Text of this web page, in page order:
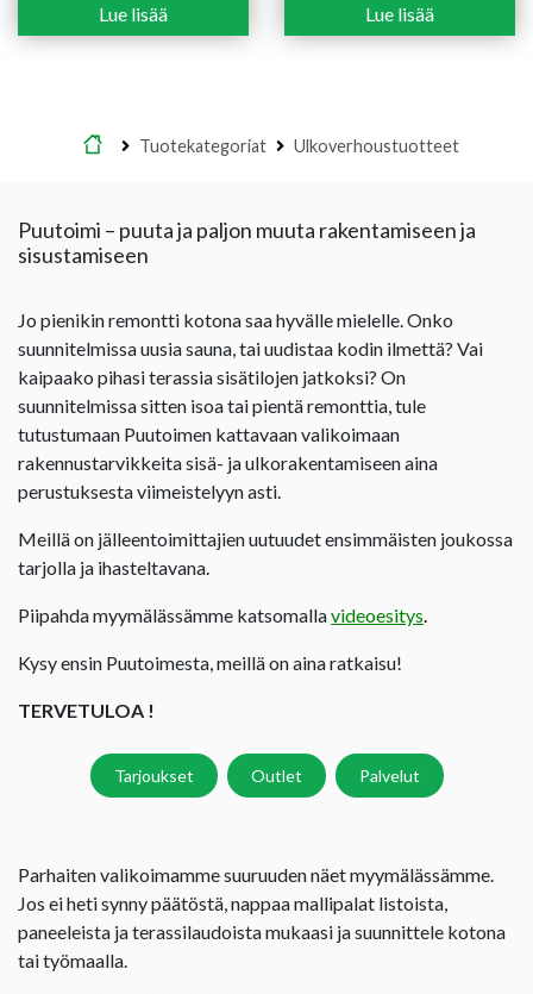
Lue lisää Lue lisää
Etusivu
Tuotekategoriat Ulkoverhoustuotteet
Puutoimi – puuta ja paljon muuta rakentamiseen ja
sisustamiseen
Jo pienikin remontti kotona saa hyvälle mielelle. Onko
suunnitelmissa uusia sauna, tai uudistaa kodin ilmettä? Vai
kaipaako pihasi terassia sisätilojen jatkoksi? On
suunnitelmissa sitten isoa tai pientä remonttia, tule
tutustumaan Puutoimen kattavaan valikoimaan
rakennustarvikkeita sisä- ja ulkorakentamiseen aina
perustuksesta viimeistelyyn asti.
Meillä on jälleentoimittajien uutuudet ensimmäisten joukossa
tarjolla ja ihasteltavana.
Piipahda myymälässämme katsomallavideoesitys
Kysy ensin Puutoimesta, meillä on aina ratkaisu!
TERVETULOA !
Tarjoukset Outlet Palvelut
Parhaiten valikoimamme suuruuden näet myymälässämme.
Jos ei heti synny päätöstä, nappaa mallipalat listoista,
paneeleista ja terassilaudoista mukaasi ja suunnittele kotona
tai työmaalla.